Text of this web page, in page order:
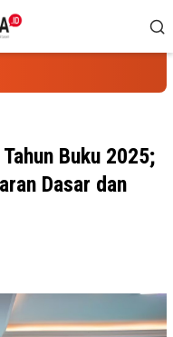
Buku 2025;
Dasar dan